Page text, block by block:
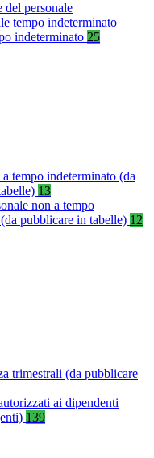
del personale
tempo indeterminato
indeterminato 25
tempo indeterminato (da
13
non a tempo
pubblicare in tabelle) 12
trimestrali (da pubblicare
ai dipendenti
139